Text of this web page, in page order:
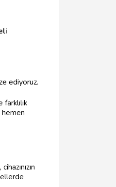
ediyoruz.
ellerde